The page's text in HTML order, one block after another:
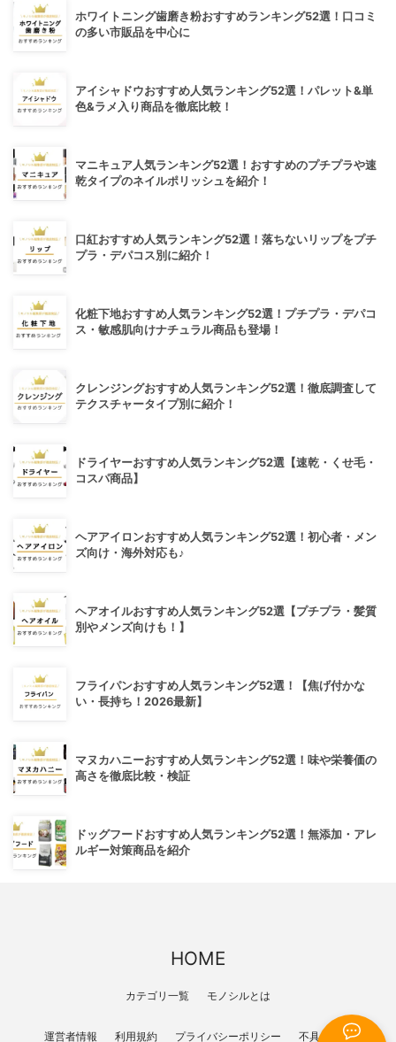
ホワイトニング歯磨き粉おすすめランキング52選！口コミ
の多い市販品を中心に
アイシャドウおすすめ人気ランキング52選！パレット&単
色&ラメ入り商品を徹底比較！
マニキュア人気ランキング52選！おすすめのプチプラや速
乾タイプのネイルポリッシュを紹介！
口紅おすすめ人気ランキング52選！落ちないリップをプチ
プラ・デパコス別に紹介！
化粧下地おすすめ人気ランキング52選！プチプラ・デパコ
ス・敏感肌向けナチュラル商品も登場！
クレンジングおすすめ人気ランキング52選！徹底調査して
テクスチャータイプ別に紹介！
ドライヤーおすすめ人気ランキング52選【速乾・くせ毛・
コスパ商品】
ヘアアイロンおすすめ人気ランキング52選！初心者・メン
ズ向け・海外対応も♪
ヘアオイルおすすめ人気ランキング52選【プチプラ・髪質
別やメンズ向けも！】
フライパンおすすめ人気ランキング52選！【焦げ付かな
い・長持ち！2026最新】
マヌカハニーおすすめ人気ランキング52選！味や栄養価の
高さを徹底比較・検証
ドッグフードおすすめ人気ランキング52選！無添加・アレ
ルギー対策商品を紹介
HOME
カテゴリ一覧 モノシルとは
運営者情報 利用規約 プライバシーポリシー 不具合報告